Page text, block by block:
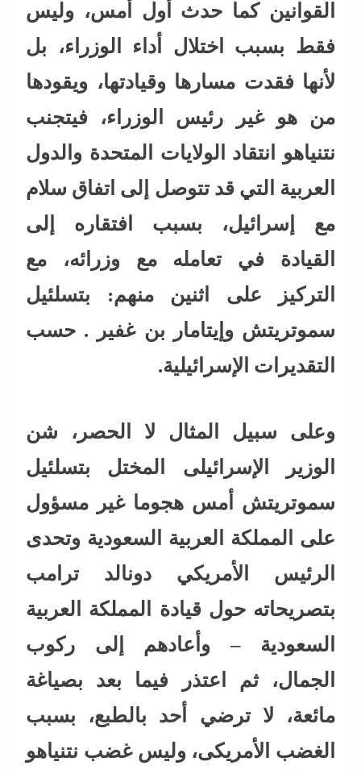
القوانين كما حدث أول أمس، وليس
فقط بسبب اختلال أداء الوزراء، بل
لأنها فقدت مسارها وقيادتها، ويقودها
من هو غير رئيس الوزراء، فيتجنب
نتنياهو انتقاد الولايات المتحدة والدول
العربية التي قد تتوصل إلى اتفاق سلام
مع إسرائيل، بسبب افتقاره إلى
القيادة في تعامله مع وزرائه، مع
التركيز على اثنين منهم: بتسلئيل
سموتريتش وإيتامار بن غفير . حسب
التقديرات الإسرائيلية.
وعلى سبيل المثال لا الحصر، شن
الوزير الإسرائيلى المختل بتسلئيل
سموتريتش أمس هجوما غير مسؤول
على المملكة العربية السعودية وتحدى
الرئيس الأمريكي دونالد ترامب
بتصريحاته حول قيادة المملكة العربية
السعودية – وأعادهم إلى ركوب
الجمال، ثم اعتذر فيما بعد بصياغة
مائعة، لا ترضي أحد بالطبع، بسبب
الغضب الأمريكى، وليس غضب نتنياهو